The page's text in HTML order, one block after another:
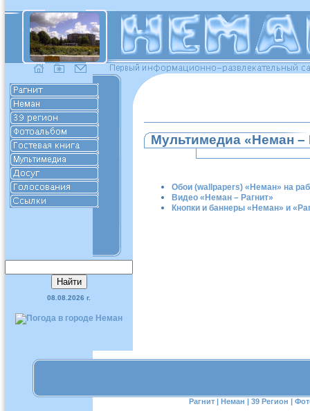
08.08.2026 г.
Мультимедиа «Неман –
Обои (wallpapers) «Неман» на
Видео «Неман – Рагнит»
Кнопки и баннеры «Неман» и
Рагнит | Неман | 39 Регион |